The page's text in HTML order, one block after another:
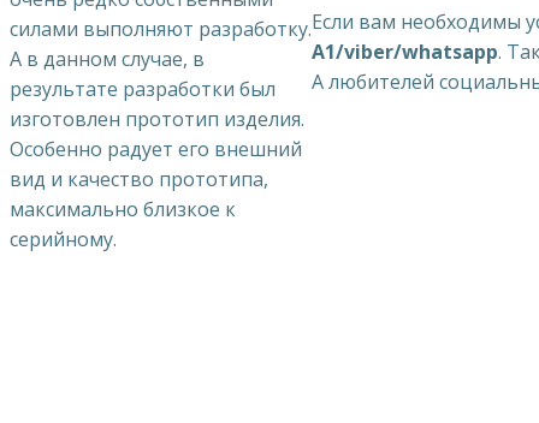
силами выполняют разработку.
А в данном случае, в
результате разработки был
изготовлен прототип изделия.
Особенно радует его внешний
вид и качество прототипа,
максимально близкое к
серийному.
Если вам необходимы
А1/viber/whatsapp.
А любителей